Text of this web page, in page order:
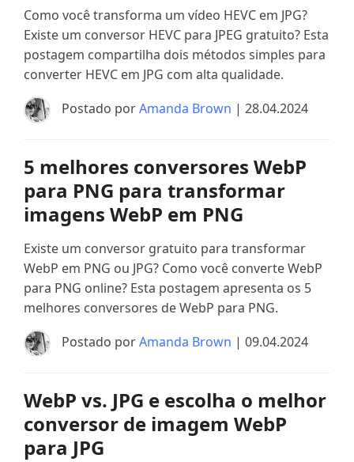
Como você transforma um vídeo HEVC em JPG?
Existe um conversor HEVC para JPEG gratuito? Esta
postagem compartilha dois métodos simples para
converter HEVC em JPG com alta qualidade.
Postado porAmanda Brown | 28.04.2024
5 melhores conversores WebP
para PNG para transformar
imagens WebP em PNG
Existe um conversor gratuito para transformar
WebP em PNG ou JPG? Como você converte WebP
para PNG online? Esta postagem apresenta os 5
melhores conversores de WebP para PNG.
Postado porAmanda Brown | 09.04.2024
WebP vs. JPG e escolha o melhor
conversor de imagem WebP
para JPG